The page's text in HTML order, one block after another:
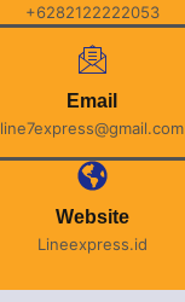
+6282122222053
Email
line7express@gmail.com
Website
Lineexpress.id